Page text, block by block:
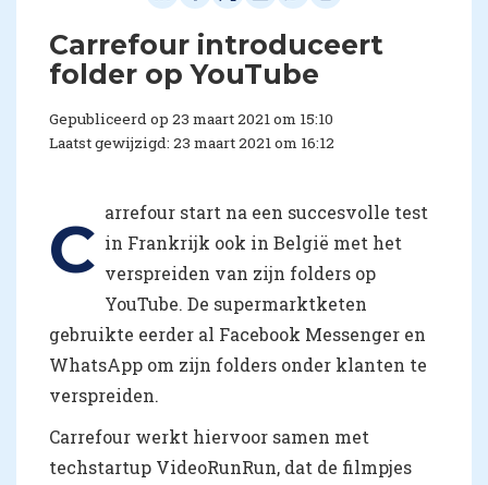
Carrefour introduceert
folder op YouTube
Gepubliceerd op 23 maart 2021 om 15:10
Laatst gewijzigd: 23 maart 2021 om 16:12
C arrefour start na een succesvolle test
in Frankrijk ook in België met het
verspreiden van zijn folders op
YouTube. De supermarktketen
gebruikte eerder al Facebook Messenger en
WhatsApp om zijn folders onder klanten te
verspreiden.
Carrefour werkt hiervoor samen met
techstartup VideoRunRun, dat de filmpjes